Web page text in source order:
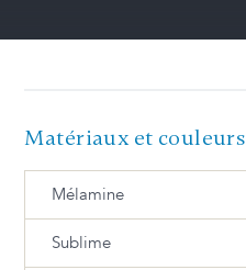
Matériaux et couleurs
Mélamine
M-175-S Neige satin
Sublime